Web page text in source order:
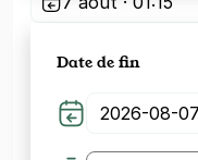
Date de fin